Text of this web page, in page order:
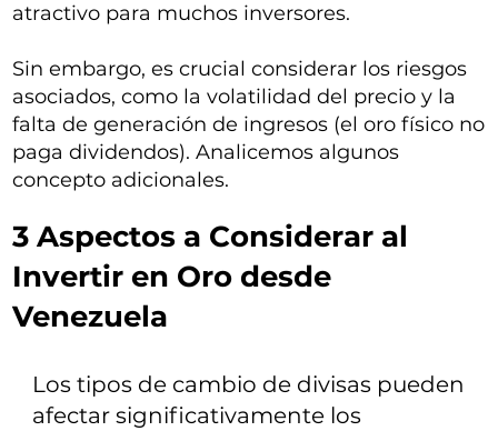
atractivo para muchos inversores.
Sin embargo, es crucial considerar los riesgos
asociados, como la volatilidad del precio y la
falta de generación de ingresos (el oro físico no
paga dividendos). Analicemos algunos
concepto adicionales.
3 Aspectos a Considerar al
Invertir en Oro desde
Venezuela
Los tipos de cambio de divisas pueden
afectar significativamente los